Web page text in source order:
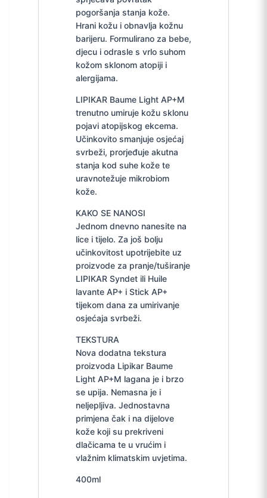
pogoršanja stanja kože.
Hrani kožu i obnavlja kožnu
barijeru. Formulirano za bebe,
djecu i odrasle s vrlo suhom
kožom sklonom atopiji i
alergijama.
LIPIKAR Baume Light AP+M
trenutno umiruje kožu sklonu
pojavi atopijskog ekcema.
Učinkovito smanjuje osjećaj
svrbeži, prorjeđuje akutna
stanja kod suhe kože te
uravnotežuje mikrobiom
kože.
KAKO SE NANOSI
Jednom dnevno nanesite na
lice i tijelo. Za još bolju
učinkovitost upotrijebite uz
proizvode za pranje/tuširanje
LIPIKAR Syndet ili Huile
lavante AP+ i Stick AP+
tijekom dana za umirivanje
osjećaja svrbeži.
TEKSTURA
Nova dodatna tekstura
proizvoda Lipikar Baume
Light AP+M lagana je i brzo
se upija. Nemasna je i
neljepljiva. Jednostavna
primjena čak i na dijelove
kože koji su prekriveni
dlačicama te u vrućim i
vlažnim klimatskim uvjetima.
400ml